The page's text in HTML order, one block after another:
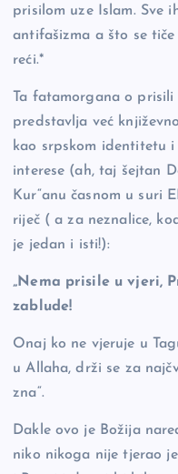
prisilom uze Islam. Sve
antifašizma a što se
reći.*
Ta fatamorgana o
predstavlja već
kao srpskom identitetu
interese (ah, taj šejtan
Kur“anu časnom u suri
riječ ( a za neznalice,
je jedan i isti!):
„Nema prisile u vjeri,
zablude!
Onaj ko ne vjeruje u
u Allaha, drži se za
zna“.
Dakle ovo je Božija
niko nikoga nije tjerao